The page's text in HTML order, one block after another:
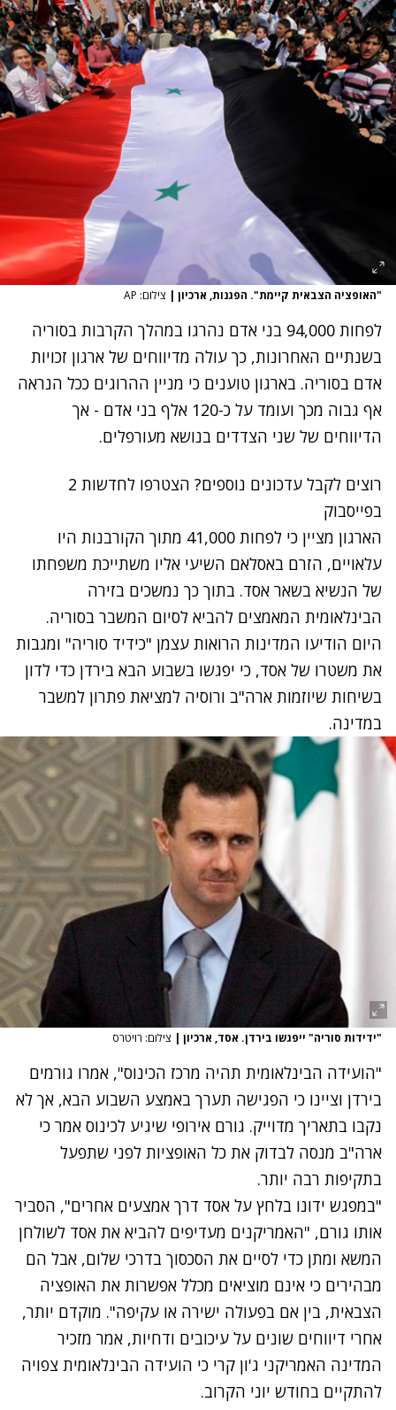
"האופציה הצבאית קיימת". הפגנות, ארכיון | צילום: AP
לפחות 94,000 בני אדם נהרגו במהלך הקרבות בסוריה
בשנתיים האחרונות, כך עולה מדיווחים של ארגון זכויות
אדם בסוריה. בארגון טוענים כי מניין ההרוגים ככל הנראה
אף גבוה מכך ועומד על כ-120 אלף בני אדם - אך
הדיווחים של שני הצדדים בנושא מעורפלים.
רוצים לקבל עדכונים נוספים? הצטרפו לחדשות 2
בפייסבוק
הארגון מציין כי לפחות 41,000 מתוך הקורבנות היו
עלאויים, הזרם באסלאם השיעי אליו משתייכת משפחתו
של הנשיא בשאר אסד. בתוך כך נמשכים בזירה
הבינלאומית המאמצים להביא לסיום המשבר בסוריה.
היום הודיעו המדינות הרואות עצמן "כידיד סוריה" ומגבות
את משטרו של אסד, כי יפגשו בשבוע הבא בירדן כדי לדון
בשיחות שיוזמות ארה"ב ורוסיה למציאת פתרון למשבר
במדינה.
"ידידות סוריה" ייפגשו בירדן. אסד, ארכיון | צילום: רויטרס
"הועידה הבינלאומית תהיה מרכז הכינוס", אמרו גורמים
בירדן וציינו כי הפגישה תערך באמצע השבוע הבא, אך לא
נקבו בתאריך מדוייק. גורם אירופי שיגיע לכינוס אמר כי
ארה"ב מנסה לבדוק את כל האופציות לפני שתפעל
בתקיפות רבה יותר.
"במפגש ידונו בלחץ על אסד דרך אמצעים אחרים", הסביר
אותו גורם, "האמריקנים מעדיפים להביא את אסד לשולחן
המשא ומתן כדי לסיים את הסכסוך בדרכי שלום, אבל הם
מבהירים כי אינם מוציאים מכלל אפשרות את האופציה
הצבאית, בין אם בפעולה ישירה או עקיפה". מוקדם יותר,
אחרי דיווחים שונים על עיכובים ודחיות, אמר מזכיר
המדינה האמריקני ג'ון קרי כי הועידה הבינלאומית צפויה
להתקיים בחודש יוני הקרוב.